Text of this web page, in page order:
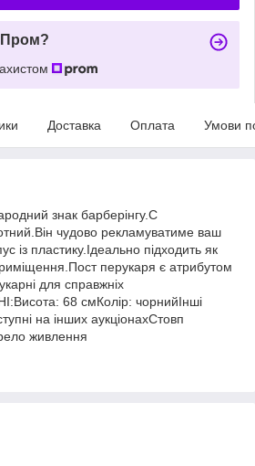
Пром?
Доставка Оплата Умови
знак барберінгу.С
чудово рекламуватиме ваш
із пластику.Ідеально підходить як
перукаря є атрибутом
для справжніх
68 смКолір: чорнийІнші
на інших аукціонахСтовп
живлення